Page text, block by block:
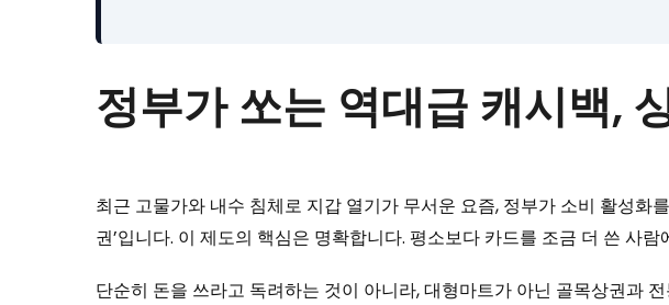
정부가 쏘는 역대급 캐시백,
최근 고물가와 내수 침체로 지갑 열기가 무서운 요즘, 정부가 소비 활성화
권’입니다. 이 제도의 핵심은 명확합니다. 평소보다 카드를 조금 더 쓴 사
단순히 돈을 쓰라고 독려하는 것이 아니라, 대형마트가 아닌 골목상권과